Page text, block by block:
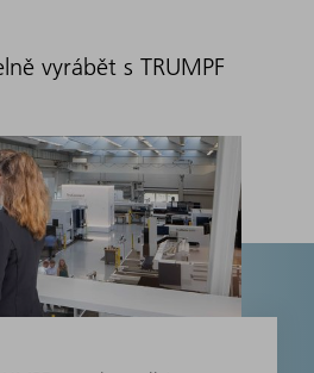
vyrábět s TRUMPF